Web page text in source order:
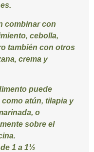
combinar con
cebolla,
también con otros
crema y
puede
atún, tilapia y
o
sobre el
1 a 1½